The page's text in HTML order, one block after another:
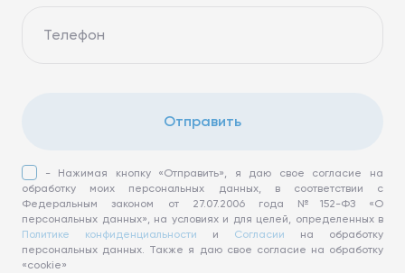
Телефон
Отправить
- Нажимая кнопку «Отправить», я даю свое согласие на
обработку моих персональных данных, в соответствии с
Федеральным законом от 27.07.2006 года №152-ФЗ «О
персональных данных», на условиях и для целей, определенных в
Политике конфиденциальности и Согласии на обработку
персональных данных. Также я даю свое согласие на обработку
«cookie»